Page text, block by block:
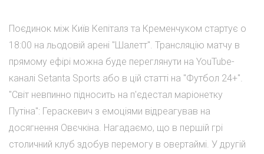
Поєдинок між Київ Кепіталз та Кременчуком стартує о
18:00 на льодовій арені "Шалетт". Трансляцію матчу в
прямому ефірі можна буде переглянути на YouTube-
каналі Setanta Sports або в цій статті на "Футбол 24+".
"Світ невпинно підносить на п'єдестал маріонетку
Путіна": Гераскевич з емоціями відреагував на
досягнення Овєчкіна. Нагадаємо, що в першій грі
столичний клуб здобув перемогу в овертаймі. У другій